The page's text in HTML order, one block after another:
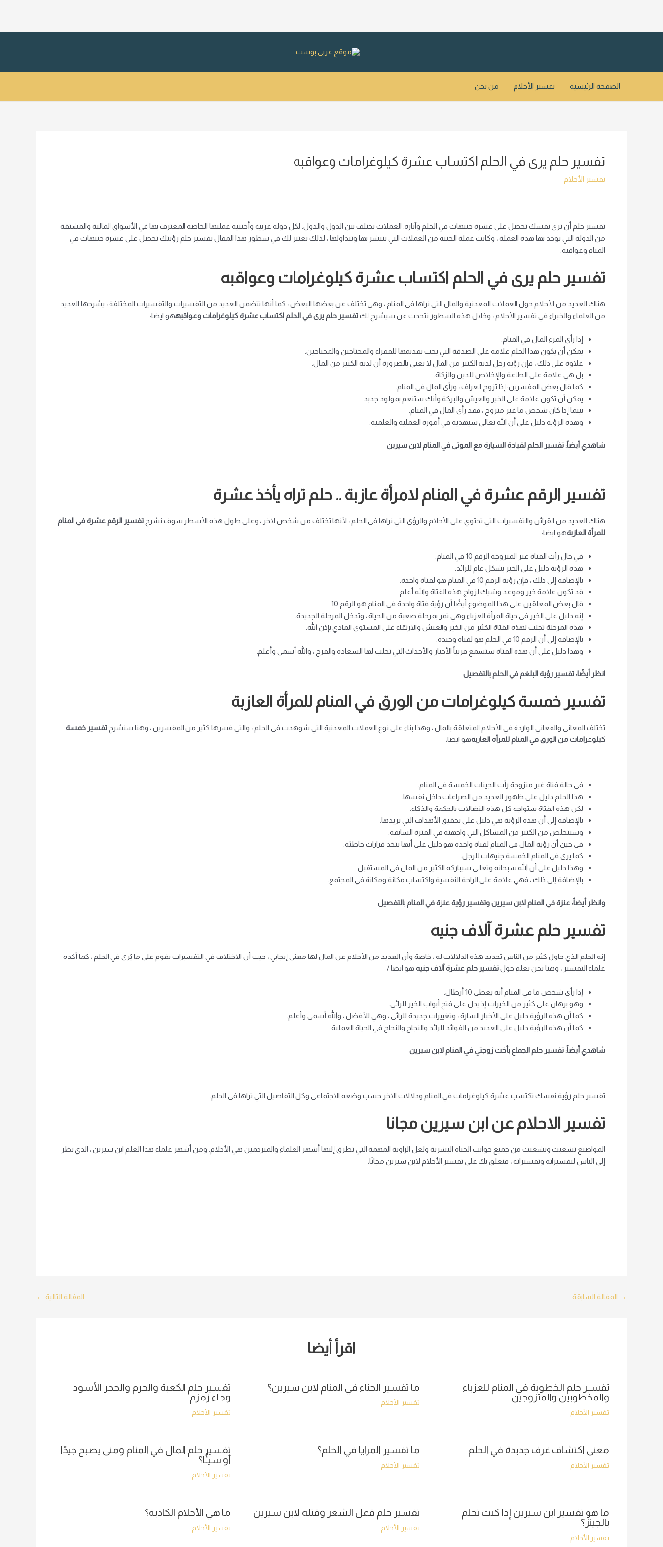
الصفحة الرئيسية تفسير الأحلام من نحن
تفسير حلم يرى في الحلم اكتساب عشرة كيلوغرامات وعواقبه
تفسير الأحلام
تفسير حلم أن ترى نفسك تحصل على عشرة جنيهات في الحلم وآثاره. العملات تختلف بين الدول والدول. لكل دولة عربية وأجنبية عملتها الخاصة المعترف بها في الأسواق المالية والمشتقة
من الدولة التي توجد بها هذه العملة ، وكانت عملة الجنيه من العملات التي تنتشر بها وتتداولها ، لذلك نعتبر لك في سطور هذا المقال تفسير حلم رؤيتك تحصل على عشرة جنيهات في
المنام وعواقبه.
تفسير حلم يرى في الحلم اكتساب عشرة كيلوغرامات وعواقبه
هناك العديد من الأحلام حول العملات المعدنية والمال التي نراها في المنام ، وهي تختلف عن بعضها البعض ، كما أنها تتضمن العديد من التفسيرات والتفسيرات المختلفة ، يشرحها العديد
من العلماء والخبراء في تفسير الأحلام ، وخلال هذه السطور نتحدث عن سيشرح لكتفسير حلم يرى في الحلم اكتساب عشرة كيلوغرامات وعواقبههو ايضا:
إذا رأى المرء المال في المنام.
يمكن أن يكون هذا الحلم علامة على الصدقة التي يجب تقديمها للفقراء والمحتاجين والمحتاجين.
علاوة على ذلك ، فإن رؤية رجل لديه الكثير من المال لا يعني بالضرورة أن لديه الكثير من المال.
بل هي علامة على الطاعة والإخلاص للدين والزكاة.
كما قال بعض المفسرين: إذا تزوج العراف ، ورأى المال في المنام.
يمكن أن تكون علامة على الخير والعيش والبركة وأنك ستنعم بمولود جديد.
بينما إذا كان شخص ما غير متزوج ، فقد رأى المال في المنام.
وهذه الرؤية دليل على أن الله تعالى سيهديه في أموره العملية والعلمية.
شاهدي أيضاً: تفسير الحلم لقيادة السيارة مع الموتى في المنام لابن سيرين
تفسير الرقم عشرة في المنام لامرأة عازبة .. حلم تراه يأخذ عشرة
هناك العديد من القرائن والتفسيرات التي تحتوي على الأحلام والرؤى التي نراها في الحلم ، لأنها تختلف من شخص لآخر ، وعلى طول هذه الأسطر سوف نشرح تفسير الرقم عشرة في المنام
للمرأة العازبةهو ايضا:
في حال رأت الفتاة غير المتزوجة الرقم 10 في المنام.
هذه الرؤية دليل على الخير بشكل عام للرائد.
بالإضافة إلى ذلك ، فإن رؤية الرقم 10 في المنام هو لفتاة واحدة.
قد تكون علامة خير وموعد وشيك لزواج هذه الفتاة والله أعلم.
قال بعض المعلقين على هذا الموضوع أيضًا أن رؤية فتاة واحدة في المنام هو الرقم 10.
إنه دليل على الخير في حياة المرأة العزباء وهي تمر بمرحلة صعبة من الحياة ، وتدخل المرحلة الجديدة.
هذه المرحلة تجلب لهذه الفتاة الكثير من الخير والعيش والارتقاء على المستوى المادي بإذن الله.
بالإضافة إلى أن الرقم 10 في الحلم هو لفتاة وحيدة.
وهذا دليل على أن هذه الفتاة ستسمع قريباً الأخبار والأحداث التي تجلب لها السعادة والفرح ، والله أسمى وأعلم.
انظر أيضًا: تفسير رؤية البلغم في الحلم بالتفصيل
تفسير خمسة كيلوغرامات من الورق في المنام للمرأة العازبة
تختلف المعاني والمعاني الواردة في الأحلام المتعلقة بالمال ، وهذا بناء على نوع العملات المعدنية التي شوهدت في الحلم ، والتي فسرها كثير من المفسرين ، وهنا سنشرح تفسير خمسة
كيلوغرامات من الورق في المنام للمرأة العازبةهو ايضا:
في حالة فتاة غير متزوجة رأت الجينات الخمسة في المنام.
هذا الحلم دليل على ظهور العديد من الصراعات داخل نفسها.
لكن هذه الفتاة ستواجه كل هذه النضالات بالحكمة والذكاء.
بالإضافة إلى أن هذه الرؤية هي دليل على تحقيق الأهداف التي تريدها.
وسيتخلص من الكثير من المشاكل التي واجهته في الفترة السابقة.
في حين أن رؤية المال في المنام لفتاة واحدة هو دليل على أنها تتخذ قرارات خاطئة.
كما يرى في المنام الخمسة جنيهات للرجل.
وهذا دليل على أن الله سبحانه وتعالى سيباركه الكثير من المال في المستقبل.
بالإضافة إلى ذلك ، فهي علامة على الراحة النفسية واكتساب مكانة ومكانة في المجتمع.
وانظر أيضاً: عنزة في المنام لابن سيرين وتفسير رؤية عنزة في المنام بالتفصيل
تفسير حلم عشرة آلاف جنيه
إنه الحلم الذي حاول كثير من الناس تحديد هذه الدلالات له ، خاصة وأن العديد من الأحلام عن المال لها معنى إيجابي ، حيث أن الاختلاف في التفسيرات يقوم على ما يُرى في الحلم ، كما أكده
علماء التفسير ، وهنا نحن تعلم حولتفسير حلم عشرة آلاف جنيه هو ايضا /
إذا رأى شخص ما في المنام أنه يعطي 10 أرطال.
وهو برهان على كثير من الخيرات إذ يدل على فتح أبواب الخير للرائي.
كما أن هذه الرؤية دليل على الأخبار السارة ، وتغييرات جديدة للرائي ، وهي للأفضل ، والله أسمى وأعلم.
كما أن هذه الرؤية دليل على العديد من الفوائد للرائد والنجاح والنجاح في الحياة العملية.
شاهدي أيضاً: تفسير حلم الجماع بأخت زوجتي في المنام لابن سيرين
تفسير حلم رؤية نفسك تكتسب عشرة كيلوغرامات في المنام ودلالات الآخر حسب وضعه الاجتماعي وكل التفاصيل التي تراها في الحلم.
تفسير الاحلام عن ابن سيرين مجانا
المواضيع تشعبت وتشعبت من جميع جوانب الحياة البشرية ولعل الزاوية المهمة التي تطرق إليها أشهر العلماء والمترجمين هي الأحلام. ومن أشهر علماء هذا العلم ابن سيرين ، الذي نظر
إلى الناس لتفسيراته وتفسيراته ، فنعلق بك على تفسير الأحلام لابن سيرين مجانًا:
Post
→ المقالة السابقة المقالة التالية ←
اقرأ أيضا
تفسير حلم الخطوبة في المنام للعزباء
والمخطوبين والمتزوجين
تفسير الأحلام
ما تفسير الحناء في المنام لابن سيرين؟
تفسير الأحلام
تفسير حلم الكعبة والحرم والحجر الأسود
وماء زمزم
تفسير الأحلام
معنى اكتشاف غرف جديدة في الحلم
تفسير الأحلام
ما تفسير المرايا في الحلم؟
تفسير الأحلام
تفسير حلم المال في المنام ومتى يصبح جيدًا
أو سيئًا؟
تفسير الأحلام
ما هو تفسير ابن سيرين إذا كنت تحلم
بالجينز؟
تفسير الأحلام
تفسير حلم قمل الشعر وقتله لابن سيرين
تفسير الأحلام
ما هي الأحلام الكاذبة؟
تفسير الأحلام